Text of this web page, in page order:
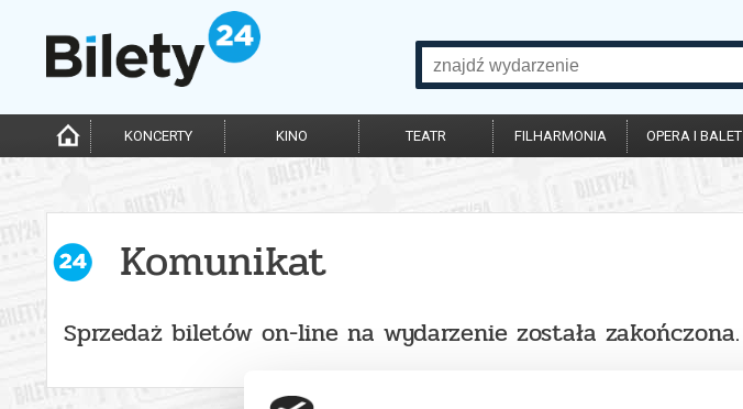
KONCERTY KINO TEATR FILHARMONIA OPERA I BALET
Komunikat
Sprzedaż biletów on-line na wydarzenie została zakończona.